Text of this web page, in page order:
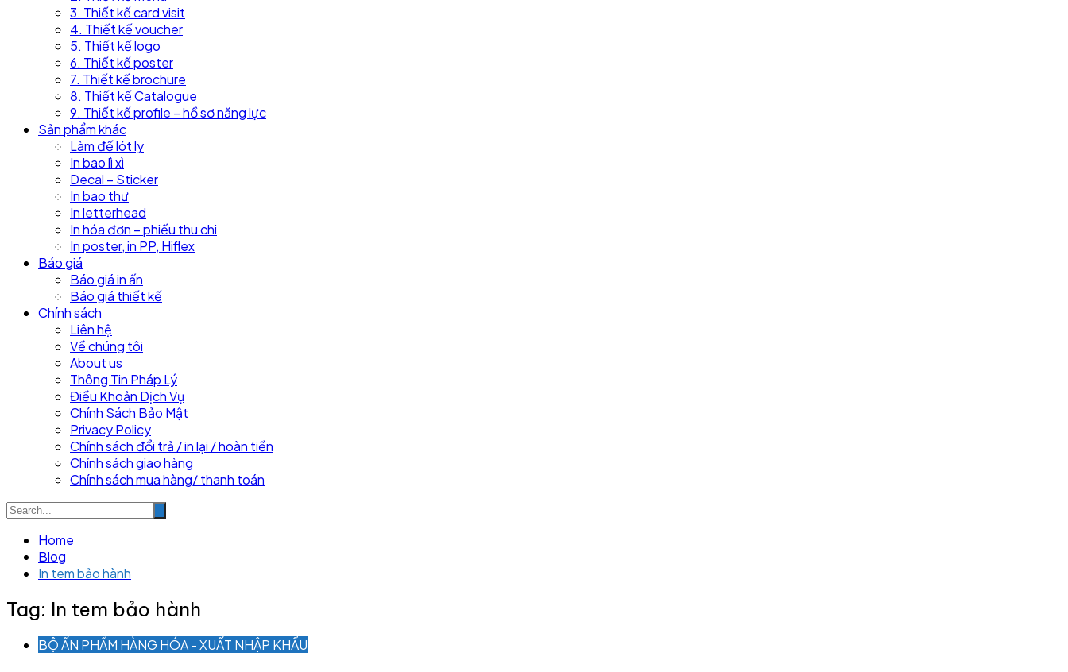
3. Thiết kế card visit
4. Thiết kế voucher
5. Thiết kế logo
6. Thiết kế poster
7. Thiết kế brochure
8. Thiết kế Catalogue
9. Thiết kế profile – hồ sơ năng lực
Sản phẩm khác
Làm đế lót ly
In bao lì xì
Decal – Sticker
In bao thư
In letterhead
In hóa đơn – phiếu thu chi
In poster, in PP, Hiflex
Báo giá
Báo giá in ấn
Báo giá thiết kế
Chính sách
Liên hệ
Về chúng tôi
About us
Thông Tin Pháp Lý
Điều Khoản Dịch Vụ
Chính Sách Bảo Mật
Privacy Policy
Chính sách đổi trả / in lại / hoàn tiền
Chính sách giao hàng
Chính sách mua hàng/ thanh toán
Home
Blog
In tem bảo hành
Tag: In tem bảo hành
BỘ ẤN PHẨM HÀNG HÓA - XUẤT NHẬP KHẨU